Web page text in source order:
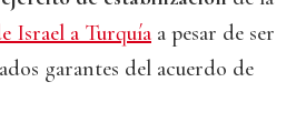
Israel a Turquía a pesar de ser
garantes del acuerdo de